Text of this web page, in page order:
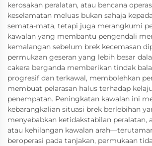
kerosakan peralatan, atau bencana
keselamatan meluas bukan sahaja
semata-mata, tetapi juga merangkumi
kawalan yang membantu pengendali
kemalangan sebelum brek kecemasan
permukaan geseran yang lebih besar
cakera berganda memberikan tindak
progresif dan terkawal, membolehkan
membuat pelarasan halus terhadap
penempatan. Peningkatan kawalan ini
kebarangkalian situasi brek berlebihan
menyebabkan ketidakstabilan peralatan,
atau kehilangan kawalan
beroperasi pada tanjakan, permukaan